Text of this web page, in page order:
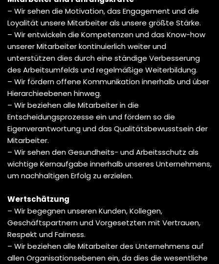
– Wir sehen die Motivation, das Engagement und die
Loyalität unsere Mitarbeiter als unsere größte Stärke.
– Wir entwickeln die Kompetenzen und das Know-how
unserer Mitarbeiter kontinuierlich weiter und
unterstützen dies durch eine ständige Verbesserung
des Arbeitsumfelds und regelmäßige Weiterbildung.
– Wir fördern offene Kommunikation innerhalb und über
Hierarchieebenen hinweg.
– Wir beziehen alle Mitarbeiter in die
Entscheidungsprozesse ein und fördern so die
Eigenverantwortung und das Qualitätsbewusstsein der
Mitarbeiter.
– Wir sehen den Gesundheits- und Arbeitsschutz als
wichtige Kernaufgabe innerhalb unseres Unternehmens,
um nachhaltigen Erfolg zu erzielen.
Wertschätzung
– Wir begegnen unseren Kunden, Kollegen,
Geschäftspartnern und Vorgesetzten mit Vertrauen,
Respekt und Fairness.
– Wir beziehen alle Mitarbeiter des Unternehmens auf
allen Organisationsebenen ein, da dies die wesentliche